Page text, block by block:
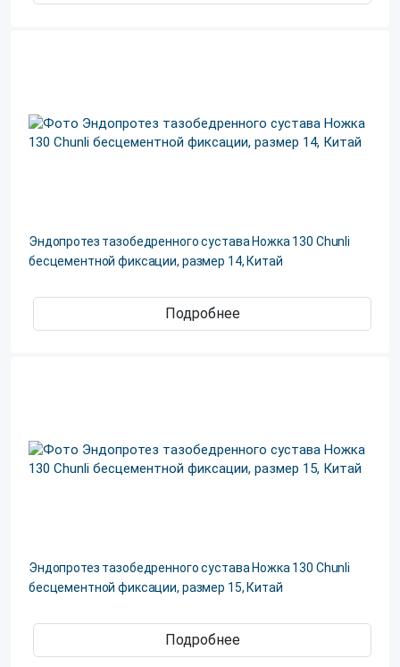
Эндопротез тазобедренного сустава Ножка 130 Chunli
бесцементной фиксации, размер 14, Китай
Подробнее
Эндопротез тазобедренного сустава Ножка 130 Chunli
бесцементной фиксации, размер 15, Китай
Подробнее